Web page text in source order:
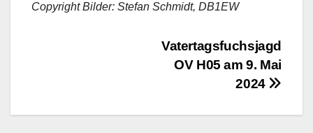
Copyright Bilder: Stefan Schmidt, DB1EW
Beitragsnavigation
Vatertagsfuchsjagd
OV H05 am 9. Mai
2024